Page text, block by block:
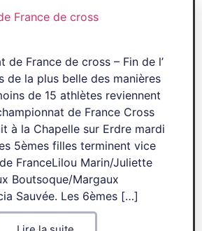
de France de cross – Fin de l’
de la plus belle des manières
de 15 athlètes reviennent
de France Cross
à la Chapelle sur Erdre mardi
5èmes filles terminent vice
FranceLilou Marin/Juliette
Boutsoque/Margaux
Sauvée. Les 6èmes […]